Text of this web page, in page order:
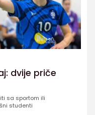
dvije priče
sa sportom ili
studenti